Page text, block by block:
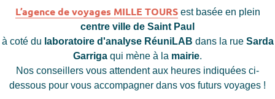
L’agence de voyages MILLE TOURSest basée en plein
centre ville de Saint Paul
à coté du laboratoire d'analyse RéuniLAB dans la rue Sarda
Garriga qui mène à la mairie.
Nos conseillers vous attendent aux heures indiquées ci-
dessous pour vous accompagner dans vos futurs voyages !